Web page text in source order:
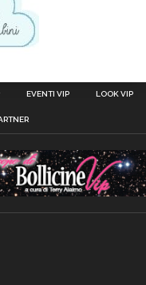
EVENTI VIP LOOK VIP